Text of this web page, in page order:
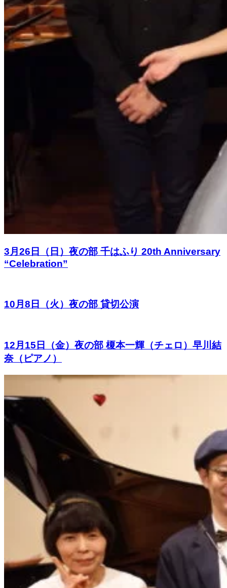
3月26日（日）夜の部 千はふり 20th Anniversary
“Celebration”
10月8日（火）夜の部 貸切公演
12月15日（金）夜の部 榎本一輝（チェロ）早川結
奈（ピアノ）